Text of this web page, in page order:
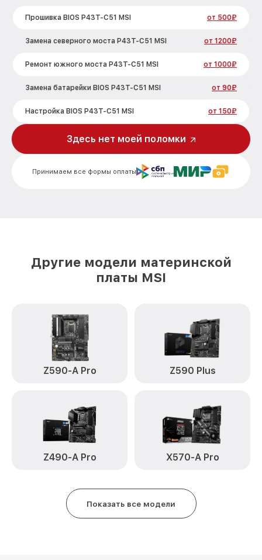
Прошивка BIOS P43T-C51 MSI от 500₽
Замена северного моста P43T-C51 MSI от 1200₽
Ремонт южного моста P43T-C51 MSI от 1000₽
Замена батарейки BIOS P43T-C51 MSI от 90₽
Настройка BIOS P43T-C51 MSI от 150₽
Принимаем все формы оплаты
Здесь нет моей поломки
Другие модели материнской
платы MSI
Z590-A Pro Z590 Plus
Z490-A Pro X570-A Pro
Показать все модели